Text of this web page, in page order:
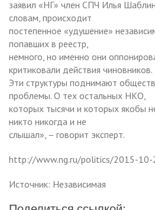
заявил «НГ» член СПЧ Илья
словам, происходит
постепенное «удушение»
попавших в реестр,
немного, но именно они
критиковали действия чиновников.
Эти структуры поднимают
проблемы. О тех остальных НКО,
которых тысячи и которых якобы
никто никогда и не
слышал», – говорит эксперт.
http://www.ng.ru/politics/2015-10-
Источник: Независимая